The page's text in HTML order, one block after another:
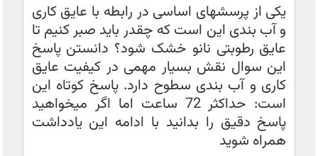
یکی از پرسشهای اساسی در رابطه با عایق کاری
و آب بندی این است که چقدر باید صبر کنیم تا
عایق رطوبتی نانو خشک شود؟ دانستن پاسخ
این سوال نقش بسیار مهمی در کیفیت عایق
کاری و آب بندی سطوح دارد. پاسخ کوتاه این
است: حداکثر 72 ساعت اما اگر میخواهید
پاسخ دقیق را بدانید با ادامه این یادداشت
همراه شوید